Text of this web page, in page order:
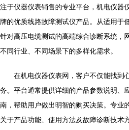
注于仪器仪表销售的专业平台，机电仪器
牌的优质线路故障测试仪产品。从适用于
针对高压电缆测试的高端综合诊断系统，
不同行业、不同场景下的多样化需求。
在机电仪器仪表网，客户不仅能找到
务。平台通常提供详细的产品参数说明、
南，帮助用户做出明智的购买决策。专业
关于产品功能、使用方法及故障诊断技术